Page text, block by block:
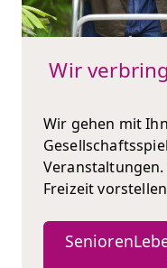
Wir
Wir gehen mit
Freizeit